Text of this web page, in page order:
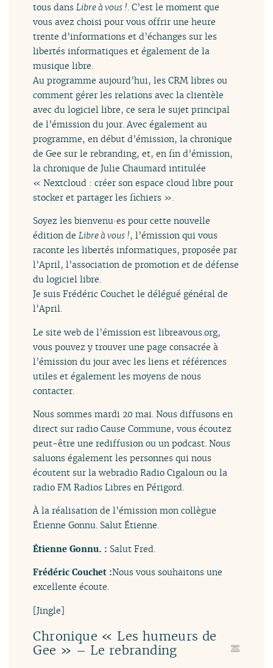
tous dansLibre à vous !. C’est le moment que
vous avez choisi pour vous offrir une heure
trente d’informations et d’échanges sur les
libertés informatiques et également de la
musique libre.
Au programme aujourd’hui, les CRM libres ou
comment gérer les relations avec la clientèle
avec du logiciel libre, ce sera le sujet principal
de l’émission du jour. Avec également au
programme, en début d’émission, la chronique
de Gee sur le rebranding, et, en fin d’émission,
la chronique de Julie Chaumard intitulée
« Nextcloud : créer son espace cloud libre pour
stocker et partager les fichiers ».
Soyez les bienvenu·es pour cette nouvelle
édition deLibre à vous !, l’émission qui vous
raconte les libertés informatiques, proposée par
l’April, l’association de promotion et de défense
du logiciel libre.
Je suis Frédéric Couchet le délégué général de
l’April.
Le site web de l’émission est libreavous.org,
vous pouvez y trouver une page consacrée à
l’émission du jour avec les liens et références
utiles et également les moyens de nous
contacter.
Nous sommes mardi 20 mai. Nous diffusons en
direct sur radio Cause Commune, vous écoutez
peut-être une rediffusion ou un podcast. Nous
saluons également les personnes qui nous
écoutent sur la webradio Radio Cigaloun ou la
radio FM Radios Libres en Périgord.
À la réalisation de l’émission mon collègue
Étienne Gonnu. Salut Étienne.
Étienne Gonnu. : Salut Fred.
Frédéric Couchet :Nous vous souhaitons une
excellente écoute.
[Jingle]
Chronique « Les humeurs de
Gee » – Le rebranding